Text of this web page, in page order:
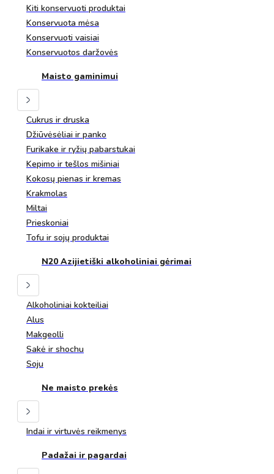
Kiti konservuoti produktai
Konservuota mėsa
Konservuoti vaisiai
Konservuotos daržovės
Maisto gaminimui
Cukrus ir druska
Džiūvėsėliai ir panko
Furikake ir ryžių pabarstukai
Kepimo ir tešlos mišiniai
Kokosų pienas ir kremas
Krakmolas
Miltai
Prieskoniai
Tofu ir sojų produktai
N20 Azijietiški alkoholiniai gėrimai
Alkoholiniai kokteiliai
Alus
Makgeolli
Sakė ir shochu
Soju
Ne maisto prekės
Indai ir virtuvės reikmenys
Padažai ir pagardai